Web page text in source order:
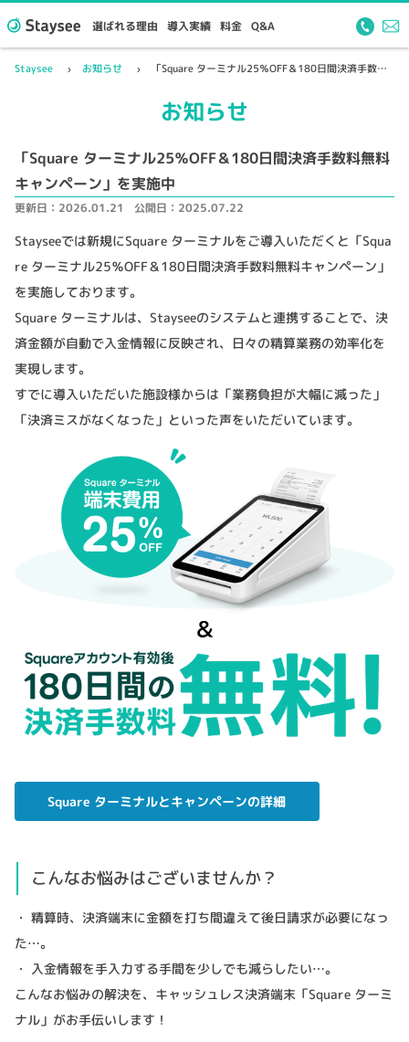
選ばれる理由 導入実績 料金 Q&A
Staysee お知らせ 「Square ターミナル25％OFF＆180日間決済手数料無料キャンペーン」を実施中
お知らせ
「Square ターミナル25％OFF＆180日間決済手数料無料
キャンペーン」を実施中
更新日： 2026.01.21 公開日： 2025.07.22
Stayseeでは新規にSquare ターミナルをご導入いただくと「Squa
re ターミナル25％OFF＆180日間決済手数料無料キャンペーン」
を実施しております。
Square ターミナルは、Stayseeのシステムと連携することで、決
済金額が自動で入金情報に反映され、日々の精算業務の効率化を
実現します。
すでに導入いただいた施設様からは「業務負担が大幅に減った」
「決済ミスがなくなった」といった声をいただいています。
Square ターミナルとキャンペーンの詳細
こんなお悩みはございませんか？
・ 精算時、決済端末に金額を打ち間違えて後日請求が必要になっ
た…。
・ 入金情報を手入力する手間を少しでも減らしたい…。
こんなお悩みの解決を、キャッシュレス決済端末「Square ターミ
ナル」がお手伝いします！